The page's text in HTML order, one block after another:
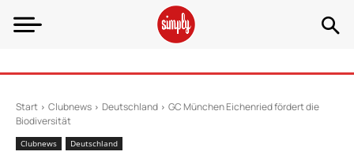
Start Clubnews Deutschland
GC München Eichenried fördert die
Biodiversität
Clubnews Deutschland